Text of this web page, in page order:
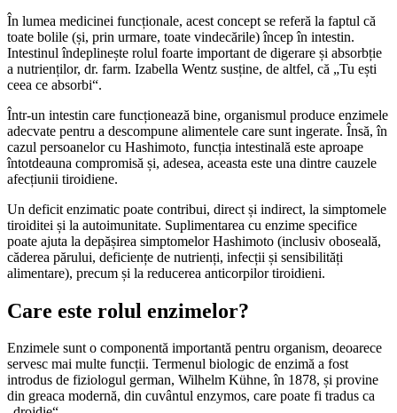
În lumea medicinei funcționale, acest concept se referă la faptul că
toate bolile (și, prin urmare, toate vindecările) încep în intestin.
Intestinul îndeplinește rolul foarte important de digerare și absorbție
a nutrienților, dr. farm. Izabella Wentz susține, de altfel, că „Tu ești
ceea ce absorbi“.
Într-un intestin care funcționează bine, organismul produce enzimele
adecvate pentru a descompune alimentele care sunt ingerate. Însă, în
cazul persoanelor cu Hashimoto, funcția intestinală este aproape
întotdeauna compromisă și, adesea, aceasta este una dintre cauzele
afecțiunii tiroidiene.
Un deficit enzimatic poate contribui, direct și indirect, la simptomele
tiroiditei și la autoimunitate. Suplimentarea cu enzime specifice
poate ajuta la depășirea simptomelor Hashimoto (inclusiv oboseală,
căderea părului, deficiențe de nutrienți, infecții și sensibilități
alimentare), precum și la reducerea anticorpilor tiroidieni.
Care este rolul enzimelor?
Enzimele sunt o componentă importantă pentru organism, deoarece
servesc mai multe funcții. Termenul biologic de enzimă a fost
introdus de fiziologul german, Wilhelm Kühne, în 1878, și provine
din greaca modernă, din cuvântul enzymos, care poate fi tradus ca